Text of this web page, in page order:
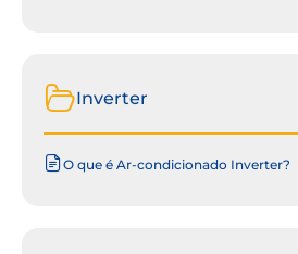
Inverter
O que é Ar-condicionado Inverter?